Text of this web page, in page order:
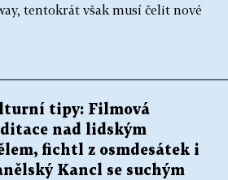
tentokrát však musí čelit nové
tipy: Filmová
nad lidským
fichtl z osmdesátek i
Kancl se suchým